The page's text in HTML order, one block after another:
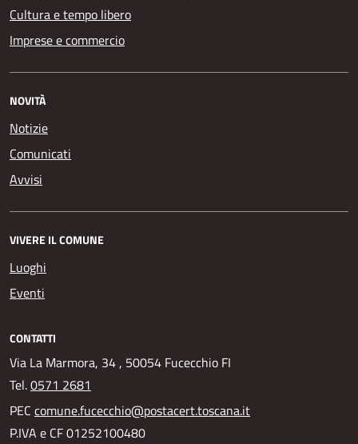
Cultura e tempo libero
Imprese e commercio
NOVITÀ
Notizie
Comunicati
Avvisi
VIVERE IL COMUNE
Luoghi
Eventi
CONTATTI
Via La Marmora, 34 , 50054 Fucecchio FI
Tel.0571 2681
PEC comune.fucecchio@postacert.toscana.it
P.IVA e CF 01252100480